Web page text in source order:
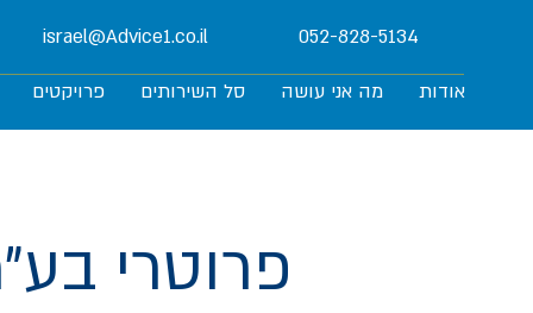
israel@Advice1.co.il 052-828-5134
אודות מה אני עושה סל השירותים פרויקטים
פרוטרי